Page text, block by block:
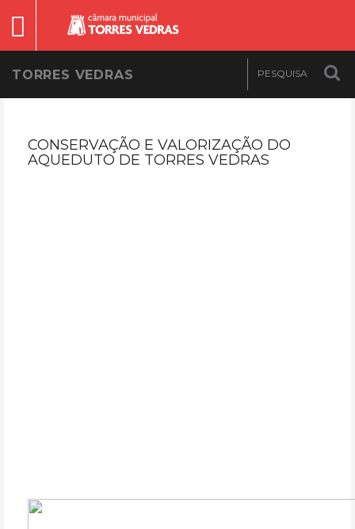
TORRES VEDRAS
CONSERVAÇÃO E VALORIZAÇÃO DO
AQUEDUTO DE TORRES VEDRAS